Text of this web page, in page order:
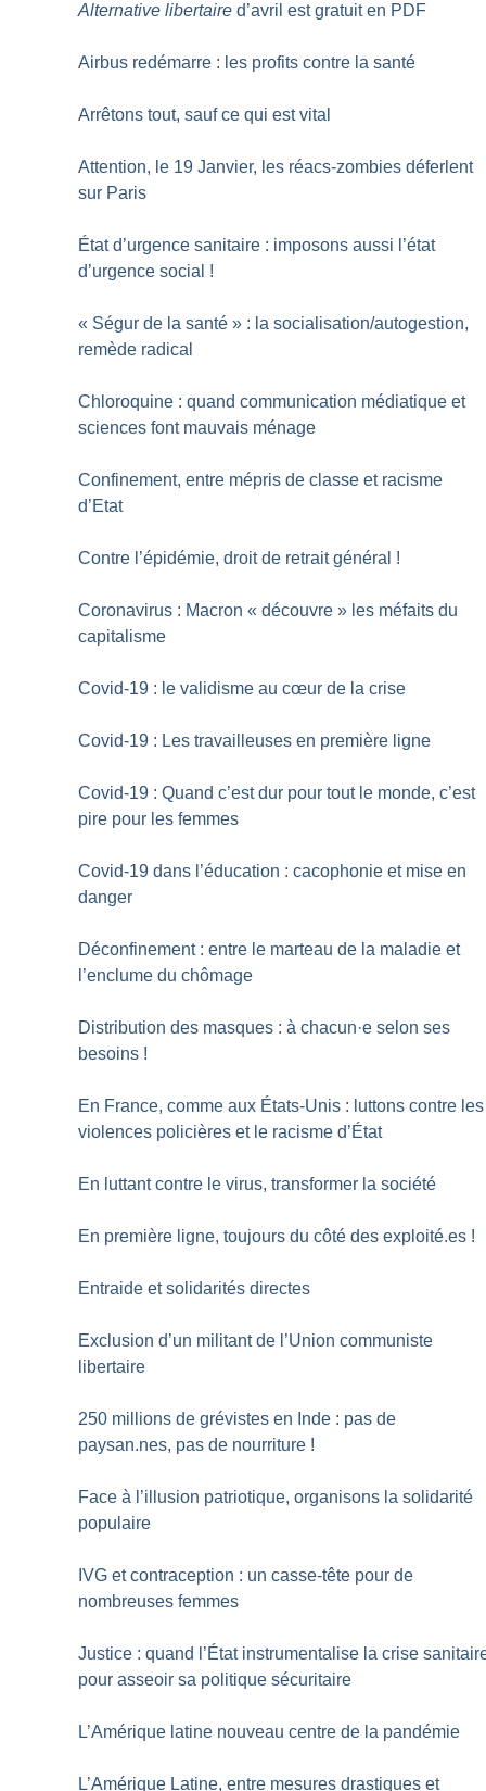
Alternative libertaire d’avril est gratuit en PDF
Airbus redémarre : les profits contre la santé
Arrêtons tout, sauf ce qui est vital
Attention, le 19 Janvier, les réacs-zombies déferlent
sur Paris
État d’urgence sanitaire : imposons aussi l’état
d’urgence social !
« Ségur de la santé » : la socialisation/autogestion,
remède radical
Chloroquine : quand communication médiatique et
sciences font mauvais ménage
Confinement, entre mépris de classe et racisme
d’Etat
Contre l’épidémie, droit de retrait général !
Coronavirus : Macron « découvre » les méfaits du
capitalisme
Covid-19 : le validisme au cœur de la crise
Covid-19 : Les travailleuses en première ligne
Covid-19 : Quand c’est dur pour tout le monde, c’est
pire pour les femmes
Covid-19 dans l’éducation : cacophonie et mise en
danger
Déconfinement : entre le marteau de la maladie et
l’enclume du chômage
Distribution des masques : à chacun·e selon ses
besoins !
En France, comme aux États-Unis : luttons contre les
violences policières et le racisme d’État
En luttant contre le virus, transformer la société
En première ligne, toujours du côté des exploité.es !
Entraide et solidarités directes
Exclusion d’un militant de l’Union communiste
libertaire
250 millions de grévistes en Inde : pas de
paysan.nes, pas de nourriture !
Face à l’illusion patriotique, organisons la solidarité
populaire
IVG et contraception : un casse-tête pour de
nombreuses femmes
Justice : quand l’État instrumentalise la crise
pour asseoir sa politique sécuritaire
L’Amérique latine nouveau centre de la pandémie
L’Amérique Latine, entre mesures drastiques et